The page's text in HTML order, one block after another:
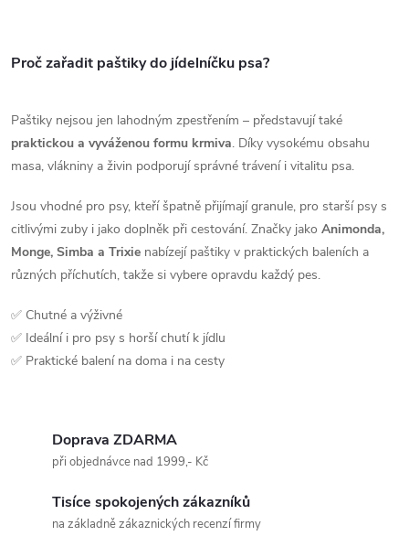
Proč zařadit paštiky do jídelníčku psa?
Paštiky nejsou jen lahodným zpestřením – představují také
praktickou a vyváženou formu krmiva. Díky vysokému obsahu
masa, vlákniny a živin podporují správné trávení i vitalitu psa.
Jsou vhodné pro psy, kteří špatně přijímají granule, pro starší psy s
citlivými zuby i jako doplněk při cestování. Značky jako Animonda,
Monge, Simba a Trixie nabízejí paštiky v praktických baleních a
různých příchutích, takže si vybere opravdu každý pes.
✅ Chutné a výživné
✅ Ideální i pro psy s horší chutí k jídlu
✅ Praktické balení na doma i na cesty
Doprava ZDARMA
při objednávce nad 1999,- Kč
Tisíce spokojených zákazníků
na základně zákaznických recenzí firmy